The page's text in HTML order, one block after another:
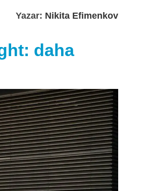
Yazar: Nikita Efimenkov
daha